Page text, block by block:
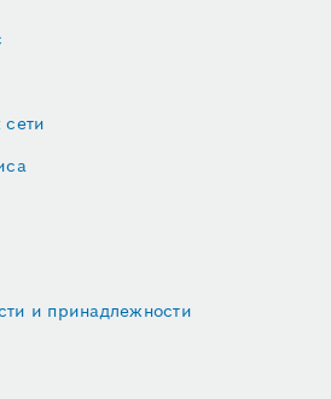
и принадлежности